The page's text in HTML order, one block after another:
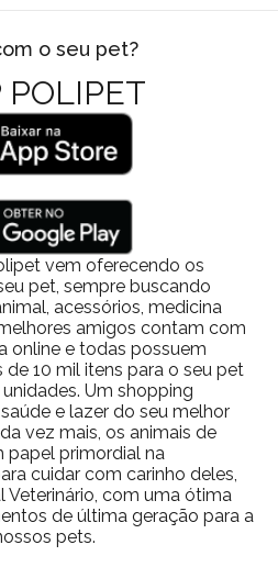
o seu pet?
POLIPET
vem oferecendo os
pet, sempre buscando
acessórios, medicina
amigos contam com
online e todas possuem
10 mil itens para o seu pet
Um shopping
e lazer do seu melhor
vez mais, os animais de
papel primordial na
cuidar com carinho deles,
com uma ótima
de última geração para a
pets.